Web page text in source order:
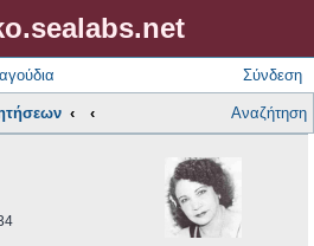
Σύνδεση
Αναζήτηση